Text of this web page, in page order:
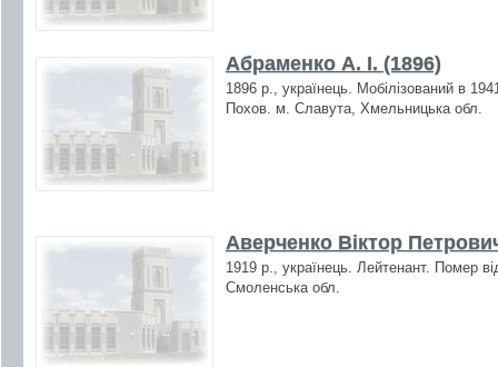
Абраменко А. І. (1896)
1896 р., українець. Мобілізований в
Похов. м. Славута, Хмельницька обл.
Аверченко Віктор
1919 р., українець. Лейтенант. Помер
Смоленська обл.